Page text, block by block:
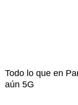
Todo lo que en
aún 5G